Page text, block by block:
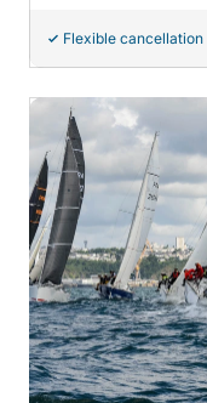
Flexible cancellation